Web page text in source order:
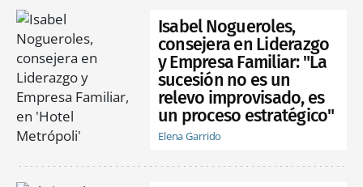
Isabel Nogueroles,
consejera en Liderazgo
y Empresa Familiar: "La
sucesión no es un
relevo improvisado, es
un proceso estratégico"
Elena Garrido